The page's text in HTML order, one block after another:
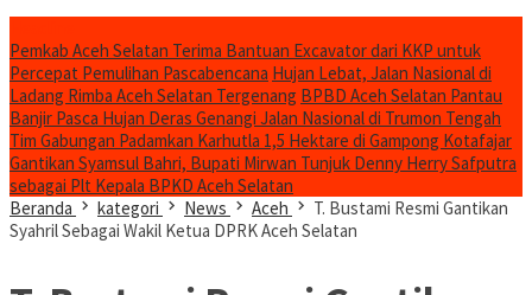
Pemkab Aceh Selatan Terima Bantuan Excavator dari KKP untuk
Percepat Pemulihan Pascabencana Hujan Lebat, Jalan Nasional di
Ladang Rimba Aceh Selatan Tergenang BPBD Aceh Selatan Pantau
Banjir Pasca Hujan Deras Genangi Jalan Nasional di Trumon Tengah
Tim Gabungan Padamkan Karhutla 1,5 Hektare di Gampong Kotafajar
Gantikan Syamsul Bahri, Bupati Mirwan Tunjuk Denny Herry Safputra
sebagai Plt Kepala BPKD Aceh Selatan
Beranda
kategori News Aceh
T. Bustami Resmi Gantikan
Syahril Sebagai Wakil Ketua DPRK Aceh Selatan